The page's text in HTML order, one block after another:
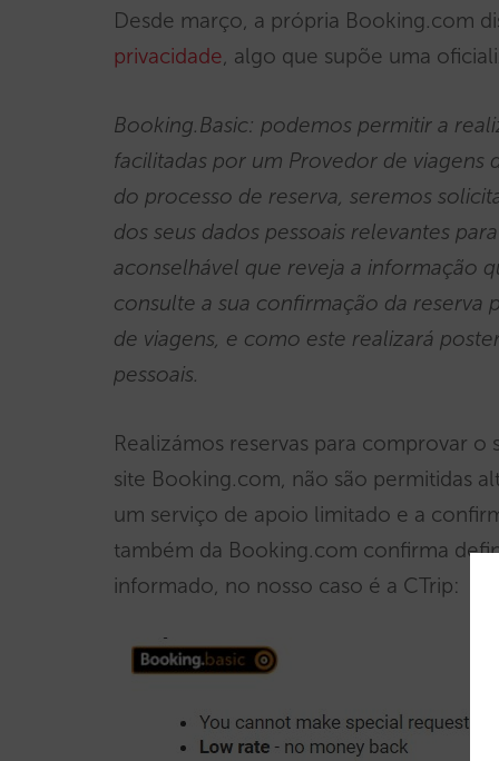
Desde março, a própria Booking.com
privacidade, algo que supõe uma
Booking.Basic: podemos permitir a
facilitadas por um Provedor de
do processo de reserva, seremos
dos seus dados pessoais relevantes
aconselhável que reveja a informação
consulte a sua confirmação da
de viagens, e como este realizará
pessoais.
Realizámos reservas para comprovar
site Booking.com, não são permitidas
um serviço de apoio limitado e a
também da Booking.com confirma
informado, no nosso caso é a CTrip: